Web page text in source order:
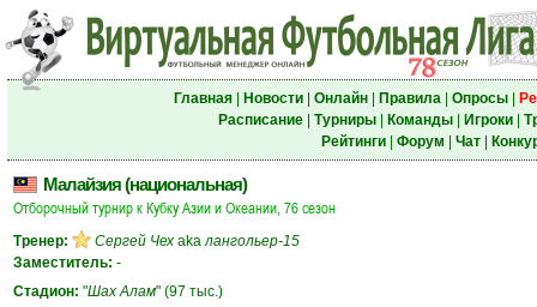
Главная| Новости| Онлайн| Правила| Опросы|
Расписание| Турниры| Команды| Игроки|
Рейтинги| Форум Чат|
Малайзия (национальная)
Отборочный турнир к Кубку Азии и Океании, 76 сезон
Тренер: Сергей Чех akaлангольер-15
Заместитель: -
Стадион: "Шах Алам" (97 тыс.)